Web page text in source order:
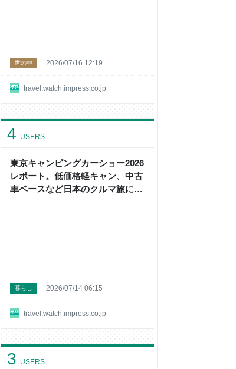
travel.watch.impress.co.jp
世の中 2026/07/16 12:19
東京キャンピングカーショー2026
レポート。低価格軽キャン、中古
車ベースなど日本のクルマ旅にあ
4 USERS
travel.watch.impress.co.jp
暮らし 2026/07/14 06:15
3 USERS